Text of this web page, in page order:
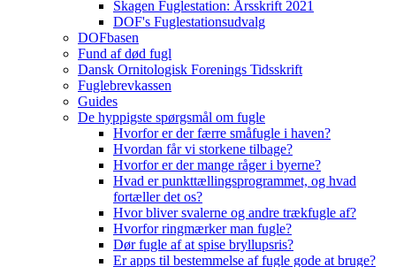
Skagen Fuglestation: Årsskrift 2021
DOF's Fuglestationsudvalg
DOFbasen
Fund af død fugl
Dansk Ornitologisk Forenings Tidsskrift
Fuglebrevkassen
Guides
De hyppigste spørgsmål om fugle
Hvorfor er der færre småfugle i haven?
Hvordan får vi storkene tilbage?
Hvorfor er der mange råger i byerne?
Hvad er punkttællingsprogrammet, og hvad
fortæller det os?
Hvor bliver svalerne og andre trækfugle af?
Hvorfor ringmærker man fugle?
Dør fugle af at spise bryllupsris?
Er apps til bestemmelse af fugle gode at bruge?